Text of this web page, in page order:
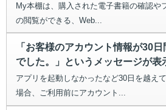
My本棚は、購入された電子書籍の確認や
の閲覧ができる、Web...
「お客様のアカウント情報が30
でした。」というメッセージが表
アプリを起動しなかったなど30日を越え
場合、ご利用前にアカウント...